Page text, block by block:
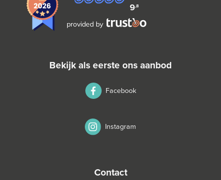
9,8
provided by
bekijk als eerste ons aanbod
Facebook
Instagram
contact